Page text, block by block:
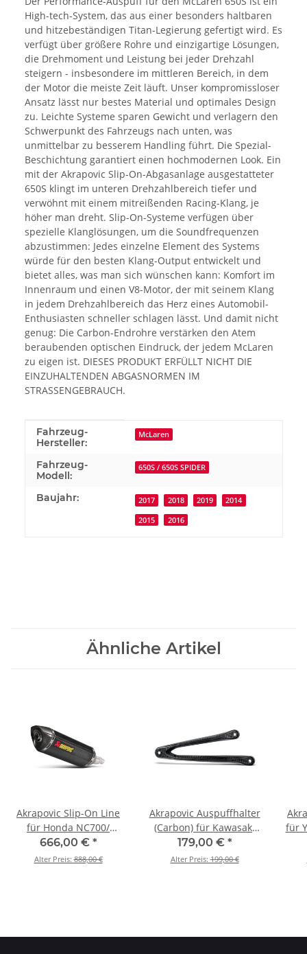
High-tech-System, das aus einer besonders haltbaren
und hitzebeständigen Titan-Legierung gefertigt wird. Es
verfügt über größere Rohre und einzigartige Lösungen,
die Drehmoment und Leistung bei jeder Drehzahl
steigern - insbesondere im mittleren Bereich, in dem
der Motor die meiste Zeit läuft. Unser kompromissloser
Ansatz lässt nur bestes Material und optimales Design
zu. Leichte Systeme sparen Gewicht und verlagern den
Schwerpunkt des Fahrzeugs nach unten, was
unmittelbar zu besserem Handling führt. Die Spezial-
Beschichtung garantiert einen hochmodernen Look. Ein
mit der Akrapovic Slip-On-Abgasanlage ausgestatteter
650S klingt im unteren Drehzahlbereich tiefer und
verwöhnt mit einem mitreißenden Racing-Klang, je
höher man dreht. Slip-On-Systeme verfügen über
spezielle Klanglösungen, um die Soundfrequenzen
abzustimmen: Jedes einzelne Element des Systems
würde für den besten Klang-Output entwickelt und
bietet alles, was man sich wünschen kann: Komfort im
Innenraum und einen V8-Motor, der mit seinem Klang
in jedem Drehzahlbereich das Herz eines Automobil-
Enthusiasten schneller schlagen lässt. Und damit nicht
genug: Die Carbon-Endrohre verstärken den Atem
beraubenden optischen Eindruck, der jedem McLaren
zu eigen ist. DIESES PRODUKT ERFÜLLT NICHT DIE
EINZUHALTENDEN ABGASNORMEN IM
STRASSENGEBRAUCH.
Produkteigenschaft
Wert
Fahrzeug-
Hersteller:
McLaren
Fahrzeug-
Modell:
650S / 650S SPIDER
Baujahr: 2017 2018 2019 2014
2015 2016
Ähnliche Artikel
Akrapovic Slip-On Line
für Honda NC700/
NC750X - BJ. 2012 > 2020
(S-H7SO2-HRC)
666,00 € *
Alter Preis:888,00 €
Akrapovic Auspuffhalter
(Carbon) für Kawasaki
Ninja ZX-6R - BJ. 2009 >
2026 (P-MBK10R2/2)
179,00 € *
Alter Preis:199,00 €
für